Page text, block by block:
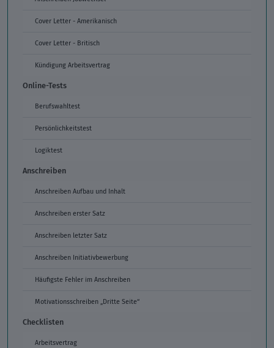
Cover Letter - Amerikanisch
Cover Letter - Britisch
Kündigung Arbeitsvertrag
Online-Tests
Berufswahltest
Persönlichkeitstest
Logiktest
Anschreiben
Anschreiben Aufbau und Inhalt
Anschreiben erster Satz
Anschreiben letzter Satz
Anschreiben Initiativbewerbung
Häufigste Fehler im Anschreiben
Motivationsschreiben „Dritte Seite“
Checklisten
Arbeitsvertrag